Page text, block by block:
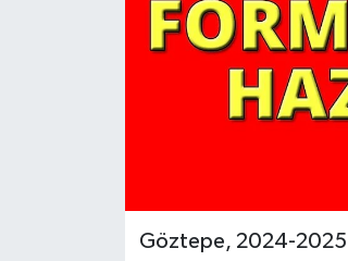
Göztepe, 2024-2025